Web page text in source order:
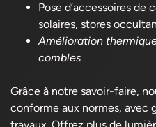
Pose d’accessoires
solaires, stores
Amélioration
combles
Grâce à notre savoir-faire,
conforme aux normes, avec